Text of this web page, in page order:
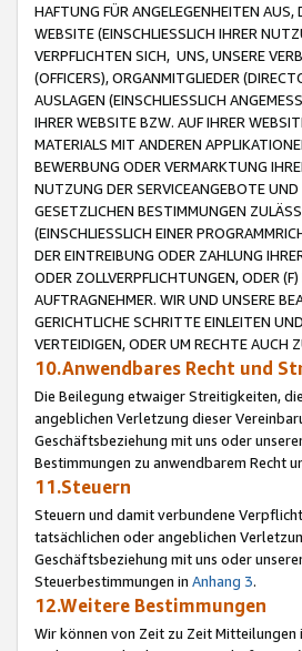
HAFTUNG FÜR ANGELEGENHEITEN
WEBSITE (EINSCHLIESSLICH IHRER
VERPFLICHTEN SICH, UNS, UNSERE
(OFFICERS), ORGANMITGLIEDER
AUSLAGEN (EINSCHLIESSLICH
IHRER WEBSITE BZW. AUF IHRER
MATERIALS MIT ANDEREN
BEWERBUNG ODER VERMARKTUNG
NUTZUNG DER SERVICEANGEBOTE
GESETZLICHEN BESTIMMUNGEN
(EINSCHLIESSLICH EINER
DER EINTREIBUNG ODER ZAHLUNG
ODER ZOLLVERPFLICHTUNGEN, ODER
AUFTRAGNEHMER. WIR UND UNSERE
GERICHTLICHE SCHRITTE EINLEITEN
VERTEIDIGEN, ODER UM RECHTE AUCH
10.Anwendbares Recht und
Die Beilegung etwaiger Streitigkeiten,
angeblichen Verletzung dieser
Geschäftsbeziehung mit uns oder
Bestimmungen zu anwendbarem Recht
11.Steuern
Steuern und damit verbundene
tatsächlichen oder angeblichen
Geschäftsbeziehung mit uns oder
Steuerbestimmungen in Anhang 3.
12.Weitere Bestimmungen
Wir können von Zeit zu Zeit